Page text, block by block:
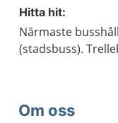
Hitta hit:
Närmaste
(stadsbuss).
Om oss